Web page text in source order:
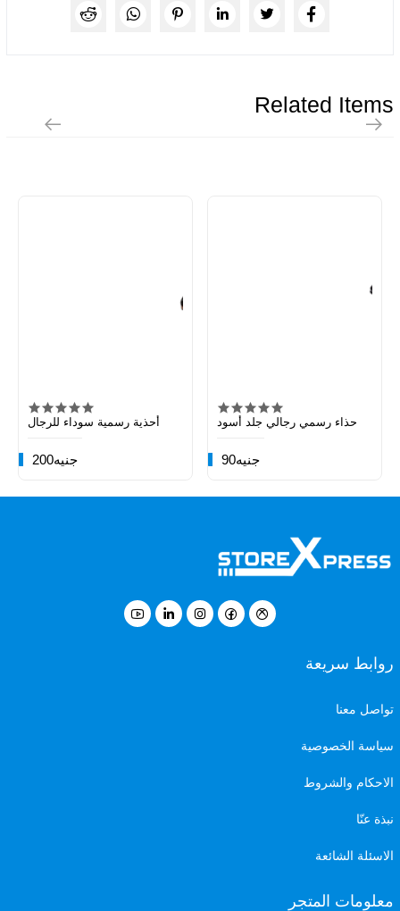
Related Items
حذاء رسمي رجالي جلد أسود
90جنيه
أحذية رسمية سوداء للرجال
200جنيه
روابط سريعة
تواصل معنا
سياسة الخصوصية
الاحكام والشروط
نبذة عنّا
الاسئلة الشائعة
معلومات المتجر